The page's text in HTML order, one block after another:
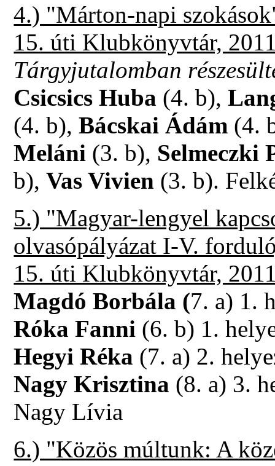
4.) "Márton-napi
15. úti Klubkönyvtár,
Tárgyjutalomban
Csicsics Huba (4. b),
(4. b),Bácskai Ádám (4.
Meláni (3. b), Selmeczki
b),Vas Vivien (3. b).
5.) "Magyar-lengyel
olvasópályázat I-V.
15. úti Klubkönyvtár,
Magdó Borbála (7. a) 1.
Róka Fanni (6. b) 1.
Hegyi Réka (7. a) 2.
Nagy Krisztina (8. a) 3.
Nagy Lívia
6.) "Közös múltunk: A